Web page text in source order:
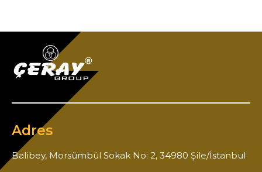
Adres
Balibey, Morsümbül Sokak No: 2, 34980 Şile/İstanbul